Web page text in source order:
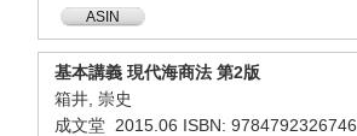
ASIN
基本講義 現代海商法 第2版
箱井, 崇史
成文堂 2015.06 ISBN: 9784792326746